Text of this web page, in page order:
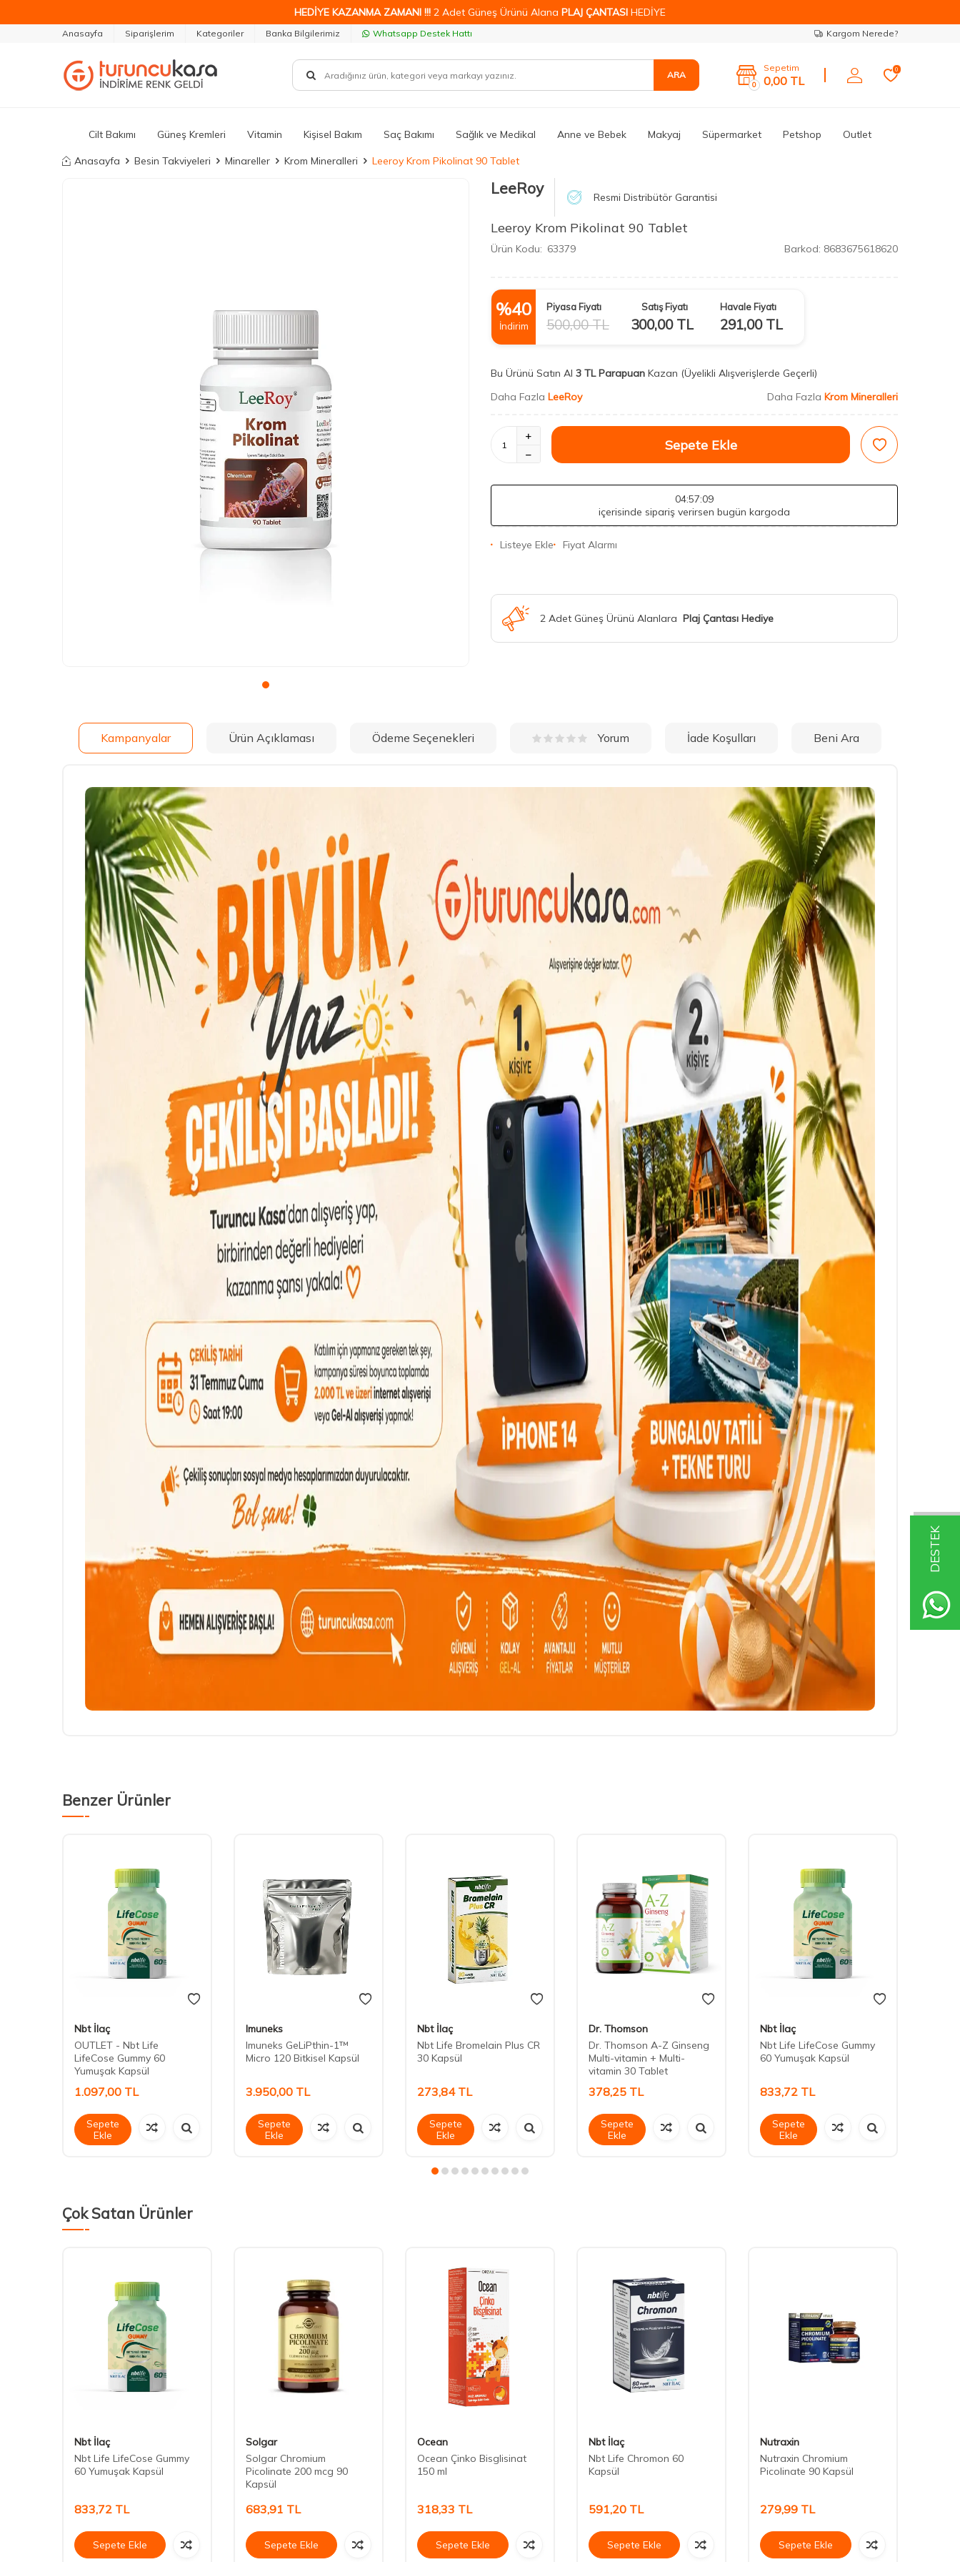
DESTEK
HEDİYE KAZANMA ZAMANI !!! 2 Adet Güneş Ürünü Alana PLAJ ÇANTASI HEDİYE
Anasayfa Siparişlerim Kategoriler Banka Bilgilerimiz Whatsapp Destek Hattı Kargom Nerede?
ARA
0
Sepetim
0,00 TL
0
Cilt Bakımı Güneş Kremleri Vitamin Kişisel Bakım Saç Bakımı Sağlık ve Medikal Anne ve Bebek Makyaj Süpermarket Petshop Outlet
Anasayfa Besin Takviyeleri Minareller Krom Mineralleri Leeroy Krom Pikolinat 90 Tablet
LeeRoy Resmi Distribütör Garantisi
Leeroy Krom Pikolinat 90 Tablet
Ürün Kodu: 63379 Barkod: 8683675618620
%40
İndirim
Piyasa Fiyatı
500,00TL
Satış Fiyatı
300,00TL
Havale Fiyatı
291,00TL
Bu Ürünü Satın Al 3 TL Parapuan Kazan (Üyelikli Alışverişlerde Geçerli)
Daha Fazla LeeRoy Daha Fazla Krom Mineralleri
Sepete Ekle
04:57:08
içerisinde sipariş verirsen bugün kargoda
Listeye Ekle Fiyat Alarmı
2 Adet Güneş Ürünü Alanlara Plaj Çantası Hediye
Kampanyalar Ürün Açıklaması Ödeme Seçenekleri Yorum İade Koşulları Beni Ara
Benzer Ürünler
Nbt İlaç
OUTLET - Nbt Life
LifeCose Gummy 60
Yumuşak Kapsül
1.097,00 TL
Sepete
Ekle
Imuneks
Imuneks GeLiPthin-1™
Micro 120 Bitkisel Kapsül
3.950,00 TL
Sepete
Ekle
Nbt İlaç
Nbt Life Bromelain Plus CR
30 Kapsül
273,84TL
Sepete
Ekle
Dr. Thomson
Dr. Thomson A-Z Ginseng
Multi-vitamin + Multi-
vitamin 30 Tablet
378,25 TL
Sepete
Ekle
Nbt İlaç
Nbt Life LifeCose Gummy
60 Yumuşak Kapsül
833,72 TL
Sepete
Ekle
Çok Satan Ürünler
Nbt İlaç
Nbt Life LifeCose Gummy
60 Yumuşak Kapsül
833,72 TL
Sepete Ekle
Solgar
Solgar Chromium
Picolinate 200 mcg 90
Kapsül
683,91 TL
Sepete Ekle
Ocean
Ocean Çinko Bisglisinat
150 ml
318,33 TL
Sepete Ekle
Nbt İlaç
Nbt Life Chromon 60
Kapsül
591,20 TL
Sepete Ekle
Nutraxin
Nutraxin Chromium
Picolinate 90 Kapsül
279,99 TL
Sepete Ekle